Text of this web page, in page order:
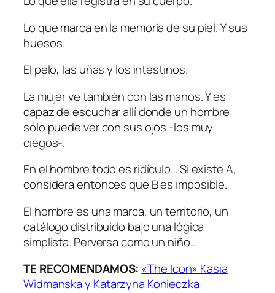
Lo que marca en la memoria de su piel. Y sus
huesos.
El pelo, las uñas y los intestinos.
La mujer ve también con las manos. Y es
capaz de escuchar allí donde un hombre
sólo puede ver con sus ojos -los muy
ciegos-.
En el hombre todo es ridículo… Si existe A,
considera entonces que B es imposible.
El hombre es una marca, un territorio, un
catálogo distribuido bajo una lógica
simplista. Perversa como un niño…
TE RECOMENDAMOS: «The Icon» Kasia
Widmanska y Katarzyna Konieczka